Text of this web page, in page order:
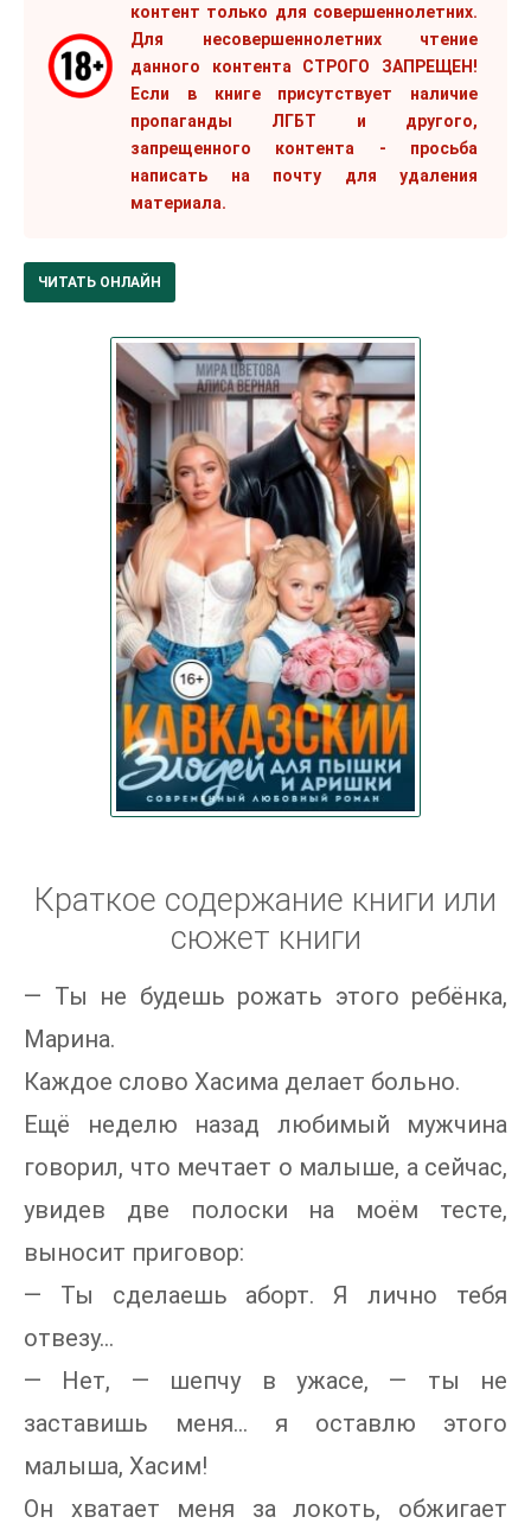
контент только для совершеннолетних.
Для несовершеннолетних чтение
данного контента СТРОГО ЗАПРЕЩЕН!
Если в книге присутствует наличие
пропаганды ЛГБТ и другого,
запрещенного контента - просьба
написать на почту для удаления
материала.
ЧИТАТЬ ОНЛАЙН
Краткое содержание книги или
сюжет книги
— Ты не будешь рожать этого ребёнка,
Марина.
Каждое слово Хасима делает больно.
Ещё неделю назад любимый мужчина
говорил, что мечтает о малыше, а сейчас,
увидев две полоски на моём тесте,
выносит приговор:
— Ты сделаешь аборт. Я лично тебя
отвезу...
— Нет, — шепчу в ужасе, — ты не
заставишь меня... я оставлю этого
малыша, Хасим!
Он хватает меня за локоть, обжигает